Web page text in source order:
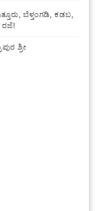
ಬೆಳ್ತಂಗಡಿ, ಕಡಬ,
ರಜೆ!
ಶ್ರೀ